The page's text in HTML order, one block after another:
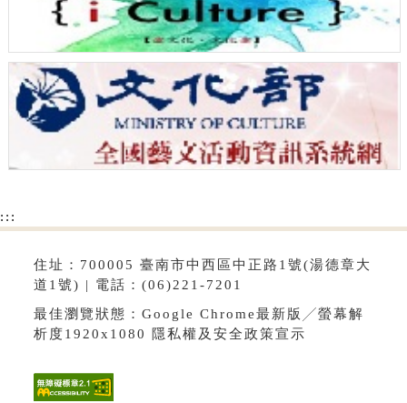
:::
住址：700005 臺南市中西區中正路1號(湯德章大
道1號) | 電話：(06)221-7201
最佳瀏覽狀態：Google Chrome最新版╱螢幕解
析度1920x1080 隱私權及安全政策宣示